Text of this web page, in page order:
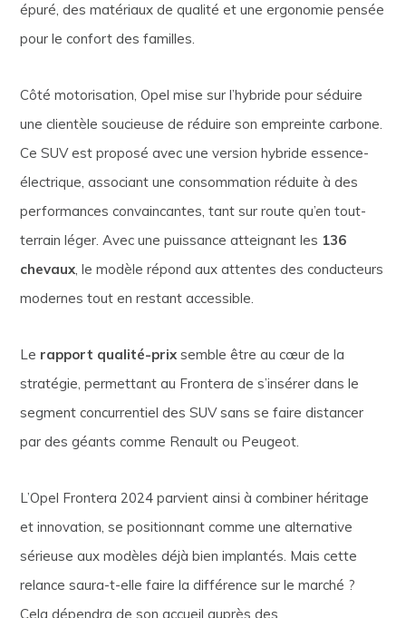
épuré, des matériaux de qualité et une ergonomie pensée
pour le confort des familles.
Côté motorisation, Opel mise sur l’hybride pour séduire
une clientèle soucieuse de réduire son empreinte carbone.
Ce SUV est proposé avec une version hybride essence-
électrique, associant une consommation réduite à des
performances convaincantes, tant sur route qu’en tout-
terrain léger. Avec une puissance atteignant les 136
chevaux, le modèle répond aux attentes des conducteurs
modernes tout en restant accessible.
Le rapport qualité-prix semble être au cœur de la
stratégie, permettant au Frontera de s’insérer dans le
segment concurrentiel des SUV sans se faire distancer
par des géants comme Renault ou Peugeot.
L’Opel Frontera 2024 parvient ainsi à combiner héritage
et innovation, se positionnant comme une alternative
sérieuse aux modèles déjà bien implantés. Mais cette
relance saura-t-elle faire la différence sur le marché ?
Cela dépendra de son accueil auprès des